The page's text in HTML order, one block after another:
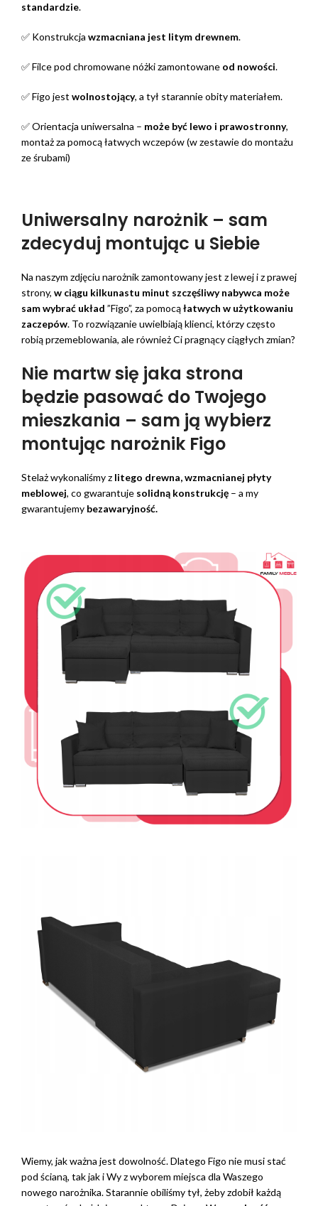
standardzie.
✅ Konstrukcja wzmacniana jest litym drewnem.
✅ Filce pod chromowane nóżki zamontowane od nowości.
✅ Figo jest wolnostojący, a tył starannie obity materiałem.
✅ Orientacja uniwersalna – może być lewo i prawostronny,
montaż za pomocą łatwych wczepów (w zestawie do montażu
ze śrubami)
Uniwersalny narożnik – sam
zdecyduj montując u Siebie
Na naszym zdjęciu narożnik zamontowany jest z lewej i z prawej
strony, w ciągu kilkunastu minut szczęśliwy nabywca może
sam wybrać układ ”Figo”, za pomocąłatwych w użytkowaniu
zaczepów. To rozwiązanie uwielbiają klienci, którzy często
robią przemeblowania, ale również Ci pragnący ciągłych zmian?
Nie martw się jaka strona
będzie pasować do Twojego
mieszkania – sam ją wybierz
montując narożnik Figo
Stelaż wykonaliśmy z litego drewna, wzmacnianej płyty
meblowej, co gwarantuje solidną konstrukcję – a my
gwarantujemy bezawaryjność.
Wiemy, jak ważna jest dowolność. Dlatego Figo nie musi stać
pod ścianą, tak jak i Wy z wyborem miejsca dla Waszego
nowego narożnika. Starannie obiliśmy tył, żeby zdobił każdą